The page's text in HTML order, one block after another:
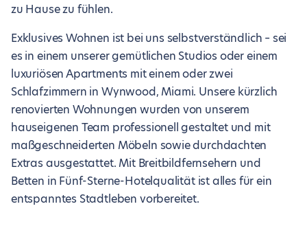
zu Hause zu fühlen.
Exklusives Wohnen ist bei uns selbstverständlich – sei
es in einem unserer gemütlichen Studios oder einem
luxuriösen Apartments mit einem oder zwei
Schlafzimmern in Wynwood, Miami. Unsere kürzlich
renovierten Wohnungen wurden von unserem
hauseigenen Team professionell gestaltet und mit
maßgeschneiderten Möbeln sowie durchdachten
Extras ausgestattet. Mit Breitbildfernsehern und
Betten in Fünf-Sterne-Hotelqualität ist alles für ein
entspanntes Stadtleben vorbereitet.